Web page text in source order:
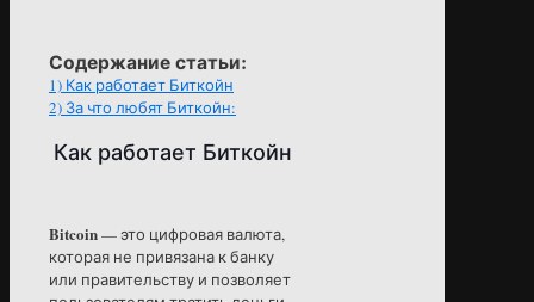
Содержание статьи:
1) Как работает Биткойн
2) За что любят Биткойн:
Как работает Биткойн
Bitcoin— это цифровая валюта,
которая не привязана к банку
или правительству и позволяет